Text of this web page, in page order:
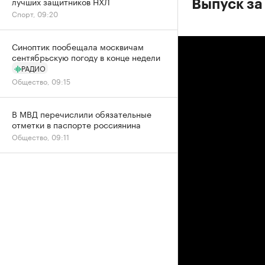
Выпуск
Спорт, 09:20
Синоптик пообещала москвичам
сентябрьскую погоду в конце недели
РАДИО
Общество, 09:15
В МВД перечислили обязательные
отметки в паспорте россиянина
Общество, 09:11